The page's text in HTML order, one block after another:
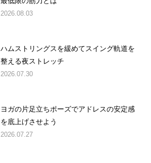
2026.08.03
ハムストリングスを緩めてスイング軌道を
整える夜ストレッチ
2026.07.30
ヨガの片足立ちポーズでアドレスの安定感
を底上げさせよう
2026.07.27